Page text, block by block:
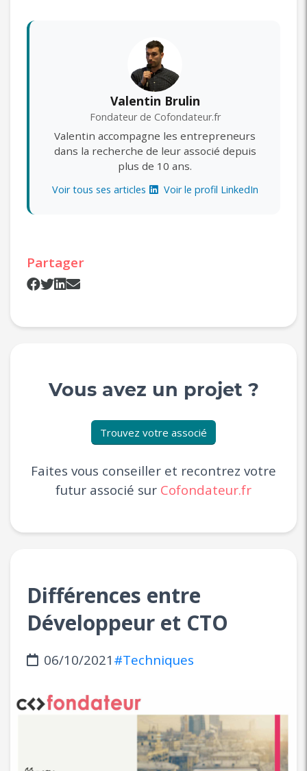
Valentin Brulin
Fondateur de Cofondateur.fr
Valentin accompagne les entrepreneurs
dans la recherche de leur associé depuis
plus de 10 ans.
Voir tous ses articles Voir le profil LinkedIn
Partager
Vous avez un projet ?
Trouvez votre associé
Faites vous conseiller et recontrez votre
futur associé sur Cofondateur.fr
Différences entre
Développeur et CTO
06/10/2021#Techniques